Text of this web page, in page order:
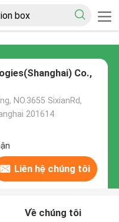
Co.,
NO.3655 SixianRd,
201614
Liên hệ chúng tôi
Về chúng tôi